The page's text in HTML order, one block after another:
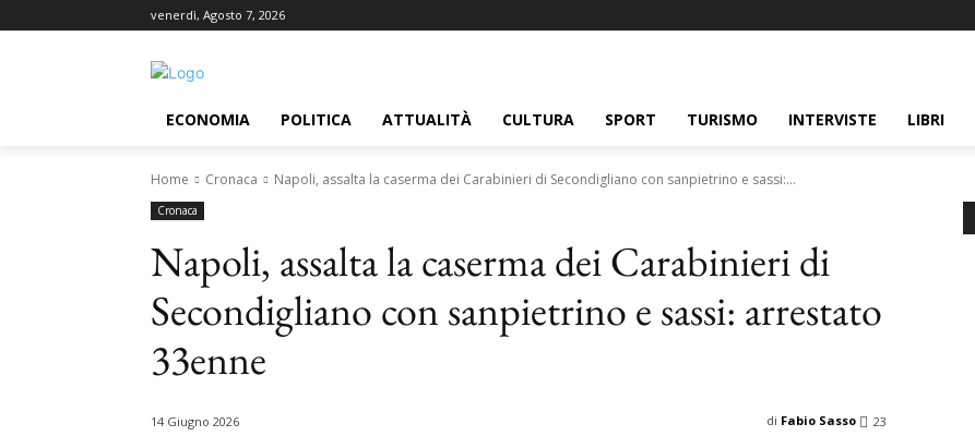
venerdì, Agosto 7, 2026
ECONOMIA POLITICA ATTUALITÀ CULTURA SPORT TURISMO INTERVISTE LIBRI
Home Cronaca Napoli, assalta la caserma dei Carabinieri di Secondigliano con sanpietrino e sassi:...
Cronaca
Napoli, assalta la caserma dei Carabinieri di
Secondigliano con sanpietrino e sassi: arrestato
33enne
14 Giugno 2026 23
di Fabio Sasso